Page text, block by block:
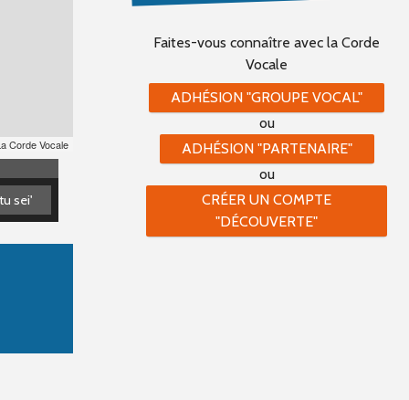
Corde Vocale
sei'
sei'
Faites-vous connaître avec la Corde
Vocale
ADHÉSION "GROUPE VOCAL"
ou
ADHÉSION "PARTENAIRE"
ou
CRÉER UN COMPTE
"DÉCOUVERTE"